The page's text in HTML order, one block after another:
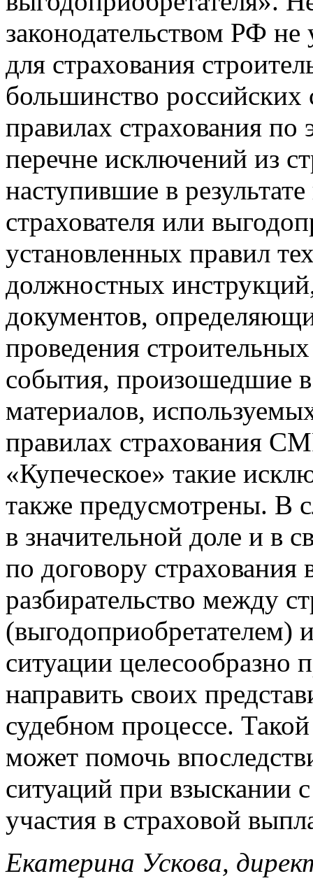
законодательством РФ не
для страхования
большинство
правилах страхования
перечне исключений из
наступившие в
страхователя или
установленных правил
должностных
документов,
проведения
события, произошедшие в
материалов,
правилах страхования
«Купеческое» такие
также предусмотрены. В
в значительной доле и в
по договору страхования
разбирательство между
(выгодоприобретателем)
ситуации целесообразно
направить своих
судебном процессе.
может помочь
ситуаций при взыскании
участия в страховой
Екатерина Ускова,